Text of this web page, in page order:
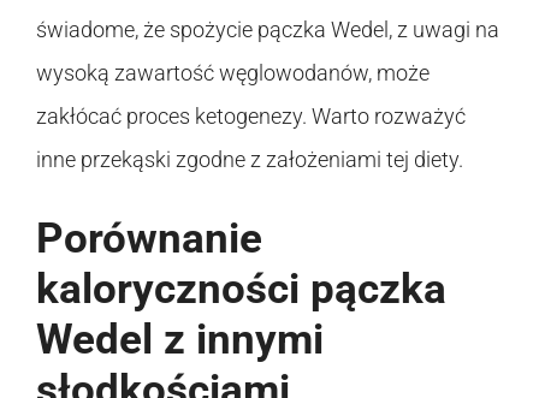
świadome, że spożycie pączka Wedel, z uwagi na
wysoką zawartość węglowodanów, może
zakłócać proces ketogenezy. Warto rozważyć
inne przekąski zgodne z założeniami tej diety.
Porównanie
kaloryczności pączka
Wedel z innymi